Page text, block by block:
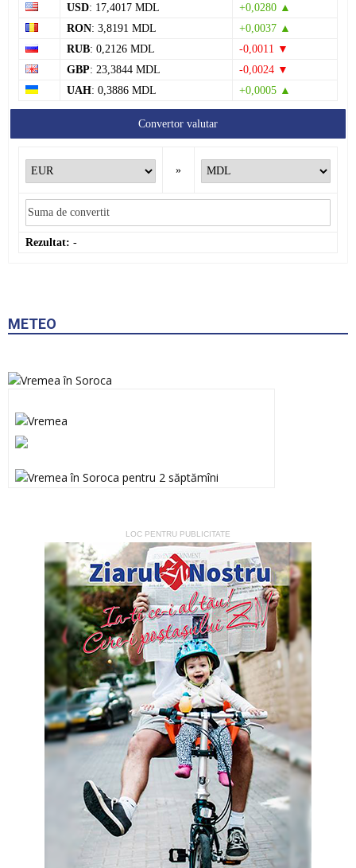
USD: 17,4017 MDL
+0,0280 ▲
RON: 3,8191 MDL
+0,0037 ▲
RUB: 0,2126 MDL
-0,0011 ▼
GBP: 23,3844 MDL
-0,0024 ▼
UAH: 0,3886 MDL +0,0005 ▲
Convertor valutar
»
Rezultat: -
METEO
LOC PENTRU PUBLICITATE